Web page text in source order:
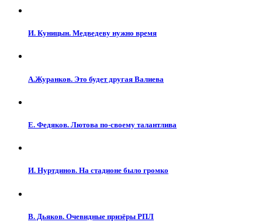
И. Куницын. Медведеву нужно время
А.Журанков. Это будет другая Валиева
Е. Федяков. Лютова по-своему талантлива
И. Нуртдинов. На стадионе было громко
В. Дьяков. Очевидные призёры РПЛ